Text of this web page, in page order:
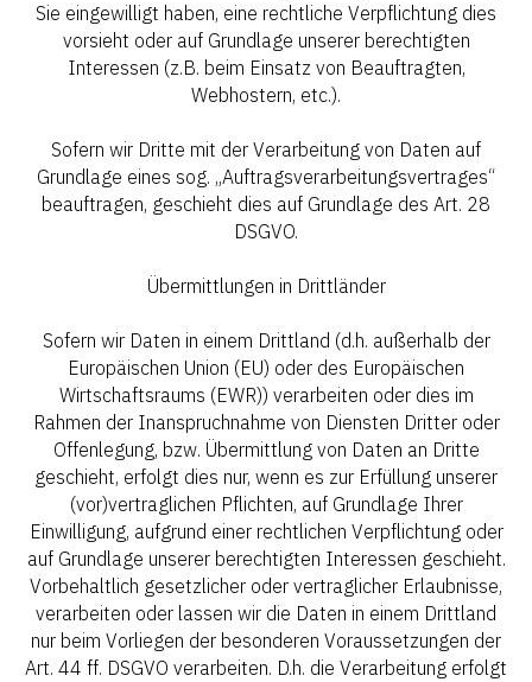
Sie eingewilligt haben, eine rechtliche Verpflichtung dies
vorsieht oder auf Grundlage unserer berechtigten
Interessen (z.B. beim Einsatz von Beauftragten,
Webhostern, etc.).
Sofern wir Dritte mit der Verarbeitung von Daten auf
Grundlage eines sog. „Auftragsverarbeitungsvertrages“
beauftragen, geschieht dies auf Grundlage des Art. 28
DSGVO.
Übermittlungen in Drittländer
Sofern wir Daten in einem Drittland (d.h. außerhalb der
Europäischen Union (EU) oder des Europäischen
Wirtschaftsraums (EWR)) verarbeiten oder dies im
Rahmen der Inanspruchnahme von Diensten Dritter oder
Offenlegung, bzw. Übermittlung von Daten an Dritte
geschieht, erfolgt dies nur, wenn es zur Erfüllung unserer
(vor)vertraglichen Pflichten, auf Grundlage Ihrer
Einwilligung, aufgrund einer rechtlichen Verpflichtung oder
auf Grundlage unserer berechtigten Interessen geschieht.
Vorbehaltlich gesetzlicher oder vertraglicher Erlaubnisse,
verarbeiten oder lassen wir die Daten in einem Drittland
nur beim Vorliegen der besonderen Voraussetzungen der
Art. 44 ff. DSGVO verarbeiten. D.h. die Verarbeitung erfolgt